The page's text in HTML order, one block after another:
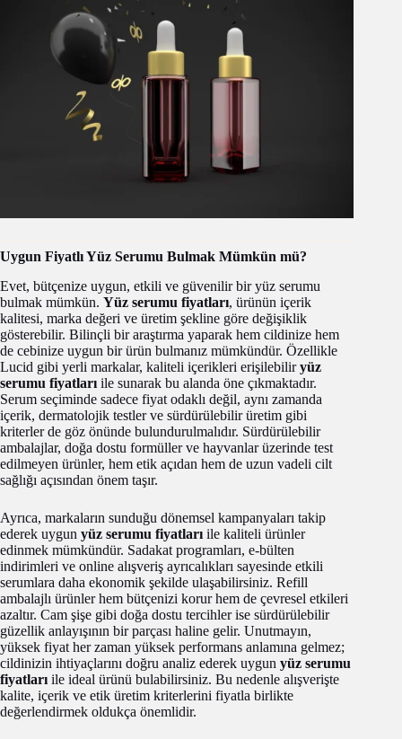
Uygun Fiyatlı Yüz Serumu Bulmak Mümkün mü?
Evet, bütçenize uygun, etkili ve güvenilir bir yüz serumu
bulmak mümkün. Yüz serumu fiyatları, ürünün içerik
kalitesi, marka değeri ve üretim şekline göre değişiklik
gösterebilir. Bilinçli bir araştırma yaparak hem cildinize hem
de cebinize uygun bir ürün bulmanız mümkündür. Özellikle
Lucid gibi yerli markalar, kaliteli içerikleri erişilebiliryüz
serumu fiyatları ile sunarak bu alanda öne çıkmaktadır.
Serum seçiminde sadece fiyat odaklı değil, aynı zamanda
içerik, dermatolojik testler ve sürdürülebilir üretim gibi
kriterler de göz önünde bulundurulmalıdır. Sürdürülebilir
ambalajlar, doğa dostu formüller ve hayvanlar üzerinde test
edilmeyen ürünler, hem etik açıdan hem de uzun vadeli cilt
sağlığı açısından önem taşır.
Ayrıca, markaların sunduğu dönemsel kampanyaları takip
ederek uygun yüz serumu fiyatları ile kaliteli ürünler
edinmek mümkündür. Sadakat programları, e-bülten
indirimleri ve online alışveriş ayrıcalıkları sayesinde etkili
serumlara daha ekonomik şekilde ulaşabilirsiniz. Refill
ambalajlı ürünler hem bütçenizi korur hem de çevresel etkileri
azaltır. Cam şişe gibi doğa dostu tercihler ise sürdürülebilir
güzellik anlayışının bir parçası haline gelir. Unutmayın,
yüksek fiyat her zaman yüksek performans anlamına gelmez;
cildinizin ihtiyaçlarını doğru analiz ederek uygun yüz serumu
fiyatları ile ideal ürünü bulabilirsiniz. Bu nedenle alışverişte
kalite, içerik ve etik üretim kriterlerini fiyatla birlikte
değerlendirmek oldukça önemlidir.